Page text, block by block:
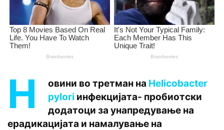
Н овини во третман на Helicobacter
pylori инфекцијата- пробиотски
додатоци за унапредување на
ерадикацијата и намалување на